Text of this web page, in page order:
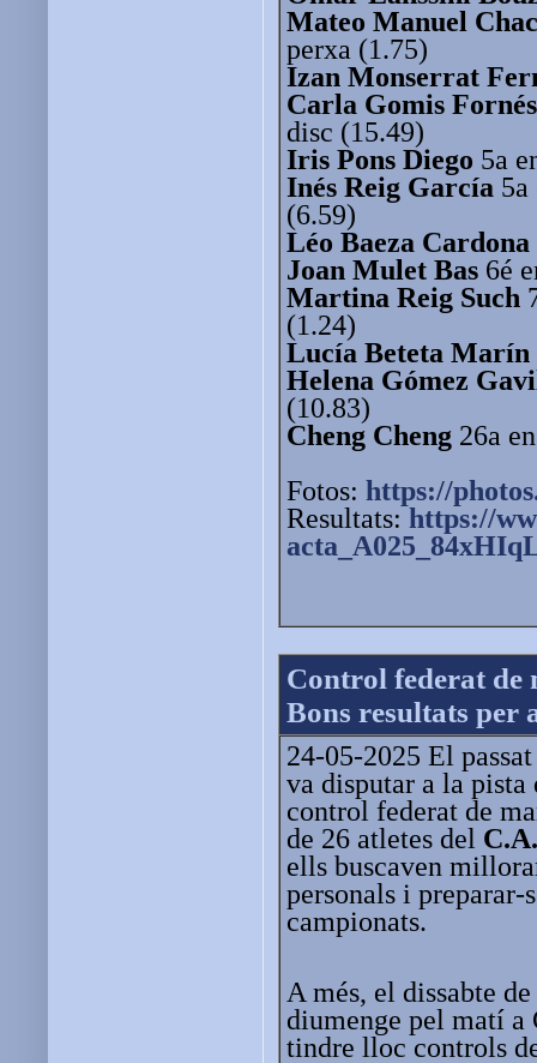
Mateo Manuel
perxa (1.75)
Izan Monserrat
Carla Gomis Fornés
disc (15.49)
Iris Pons Diego 5a
Inés Reig García 5a
(6.59)
Léo Baeza Cardona
Joan Mulet Bas 6é
Martina Reig Such
(1.24)
Lucía Beteta Marín
Helena Gómez
(10.83)
Cheng Cheng 26a
Fotos: https://
Resultats: https://
Control federat de
Bons resultats per
24-05-2025 El
va disputar a la
control federat de
de 26 atletes del
ells buscaven
personals i preparar-
campionats.
A més, el dissabte
diumenge pel matí a
tindre lloc controls